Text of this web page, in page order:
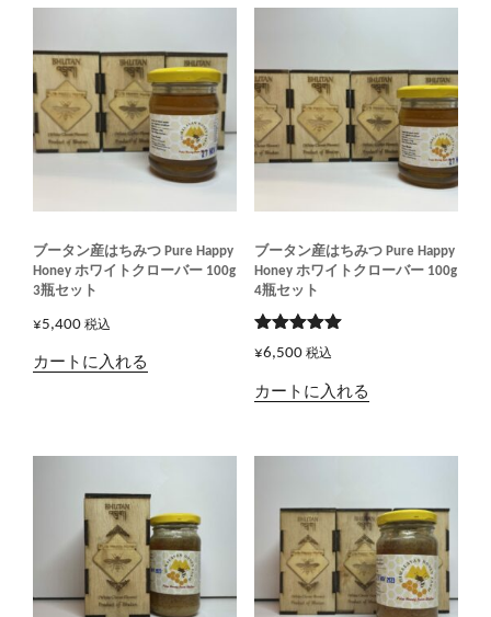
ブータン産はちみつ Pure Happy
Honey ホワイトクローバー 100g
3瓶セット
¥5,400 税込
カートに入れる
ブータン産はちみつ Pure Happy
Honey ホワイトクローバー 100g
4瓶セット
5段階で
5.00の評価
¥6,500 税込
カートに入れる